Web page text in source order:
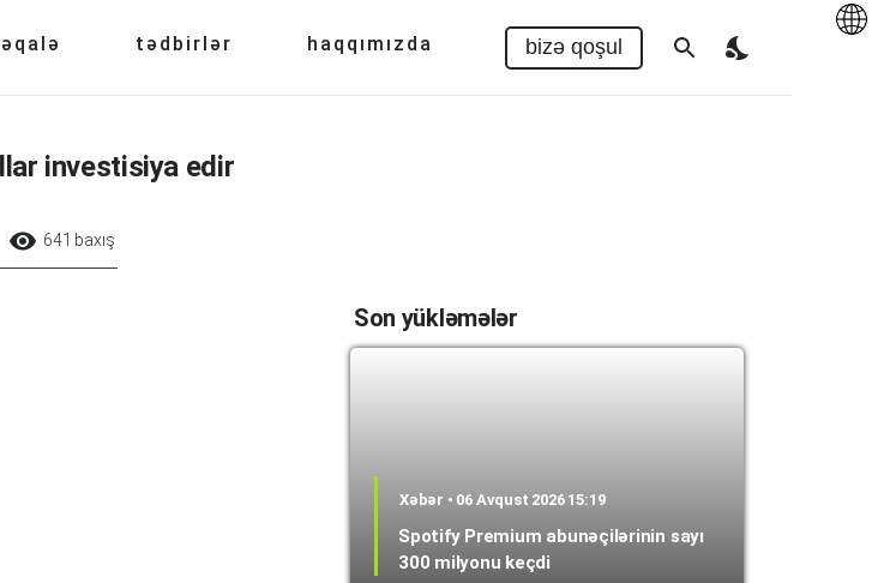
tədbirlər haqqımızda bizə qoşul
investisiya edir
641 baxış
Son yükləmələr
Xəbər • 06 Avqust 2026 15:19
Spotify Premium abunəçilərinin sayı
300 milyonu keçdi